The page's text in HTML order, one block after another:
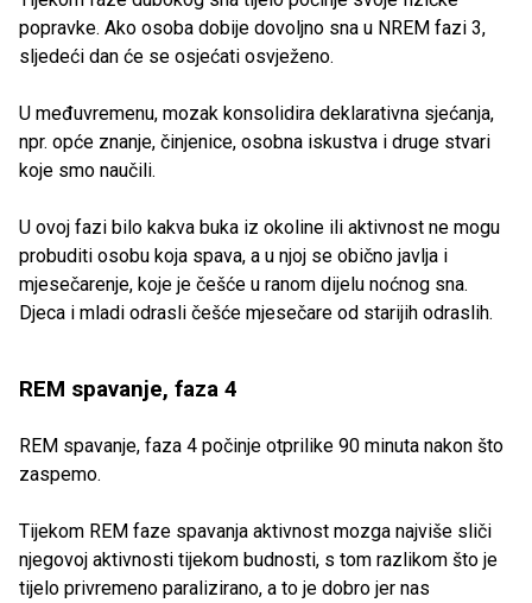
popravke. Ako osoba dobije dovoljno sna u NREM fazi 3,
sljedeći dan će se osjećati osvježeno.
U međuvremenu, mozak konsolidira deklarativna sjećanja,
npr. opće znanje, činjenice, osobna iskustva i druge stvari
koje smo naučili.
U ovoj fazi bilo kakva buka iz okoline ili aktivnost ne mogu
probuditi osobu koja spava, a u njoj se obično javlja i
mjesečarenje, koje je češće u ranom dijelu noćnog sna.
Djeca i mladi odrasli češće mjesečare od starijih odraslih.
REM spavanje, faza 4
REM spavanje, faza 4 počinje otprilike 90 minuta nakon što
zaspemo.
Tijekom REM faze spavanja aktivnost mozga najviše sliči
njegovoj aktivnosti tijekom budnosti, s tom razlikom što je
tijelo privremeno paralizirano, a to je dobro jer nas